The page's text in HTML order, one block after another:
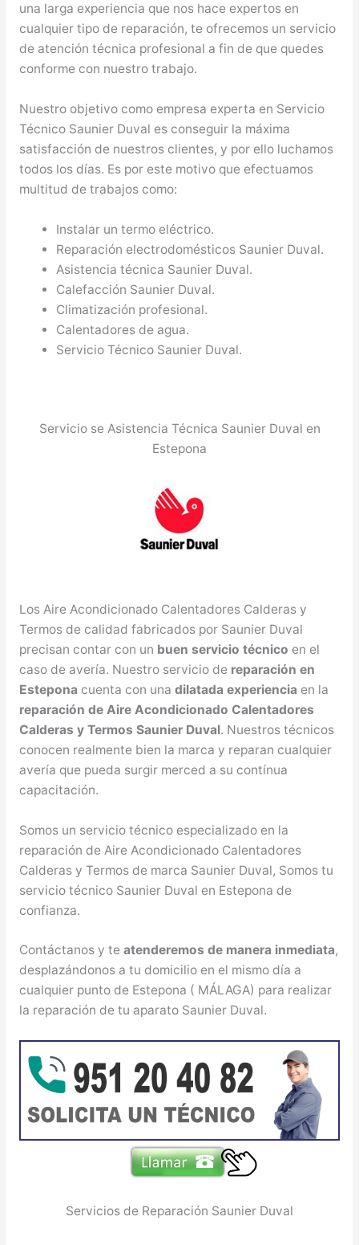
una larga experiencia que nos hace expertos en
cualquier tipo de reparación, te ofrecemos un servicio
de atención técnica profesional a fin de que quedes
conforme con nuestro trabajo.
Nuestro objetivo como empresa experta en Servicio
Técnico Saunier Duval es conseguir la máxima
satisfacción de nuestros clientes, y por ello luchamos
todos los días. Es por este motivo que efectuamos
multitud de trabajos como:
Instalar un termo eléctrico.
Reparación electrodomésticos Saunier Duval.
Asistencia técnica Saunier Duval.
Calefacción Saunier Duval.
Climatización profesional.
Calentadores de agua.
Servicio Técnico Saunier Duval.
Servicio se Asistencia Técnica Saunier Duval en
Estepona
Los Aire Acondicionado Calentadores Calderas y
Termos de calidad fabricados por Saunier Duval
precisan contar con un buen servicio técnico en el
caso de avería. Nuestro servicio de reparación en
Estepona cuenta con una dilatada experiencia en la
reparación de Aire Acondicionado Calentadores
Calderas y Termos Saunier Duval. Nuestros técnicos
conocen realmente bien la marca y reparan cualquier
avería que pueda surgir merced a su contínua
capacitación.
Somos un servicio técnico especializado en la
reparación de Aire Acondicionado Calentadores
Calderas y Termos de marca Saunier Duval, Somos tu
servicio técnico Saunier Duval en Estepona de
confianza.
Contáctanos y te atenderemos de manera inmediata,
desplazándonos a tu domicilio en el mismo día a
cualquier punto de Estepona ( MÁLAGA) para realizar
la reparación de tu aparato Saunier Duval.
Servicios de Reparación Saunier Duval